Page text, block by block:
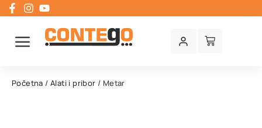
Početna /Alati i pribor / Metar